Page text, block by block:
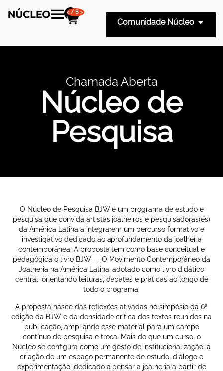
</B>
Comunidade Núcleo
Chamada Aberta
Núcleo de
Pesquisa
O Núcleo de Pesquisa BJW é um programa de estudo e
pesquisa que convida artistas joalheiros e pesquisadoras(es)
da América Latina a integrarem um percurso formativo e
investigativo dedicado ao aprofundamento da joalheria
contemporânea. A proposta tem como base conceitual e
pedagógica o livro BJW — O Movimento Contemporâneo da
Joalheria na América Latina, adotado como livro didático
central, orientando leituras, debates e práticas ao longo de
todo o programa.
A proposta nasce das reflexões ativadas no simpósio da 6ª
edição da BJW e da densidade crítica dos textos reunidos na
publicação, ampliando esse material para um campo
contínuo de pesquisa e troca. Mais do que um curso, o
Núcleo se configura como um gesto de institucionalização: a
criação de um espaço permanente de estudo, diálogo e
experimentação, dedicado a pensar a joalheria a partir de